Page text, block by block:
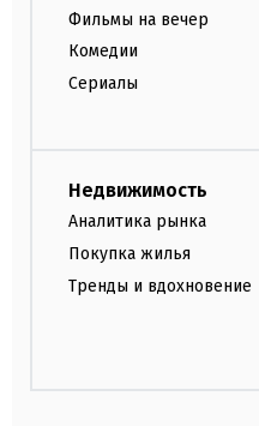
Фильмы на вечер
Комедии
Сериалы
Недвижимость
Аналитика рынка
Покупка жилья
Тренды и вдохновение